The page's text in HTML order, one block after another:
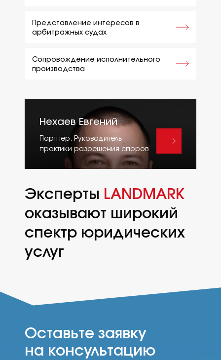
Представление интересов в
арбитражных судах
Сопровождение исполнительного
производства
Нехаев Евгений
Партнер. Руководитель
практики разрешения споров
Эксперты LANDMARK
оказывают широкий
спектр юридических
услуг
Оставьте заявку
на консультацию